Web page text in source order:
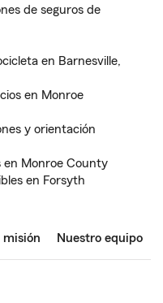
de seguros de
en Barnesville,
en Monroe
y orientación
en Monroe County
en Forsyth
misión Nuestro equipo